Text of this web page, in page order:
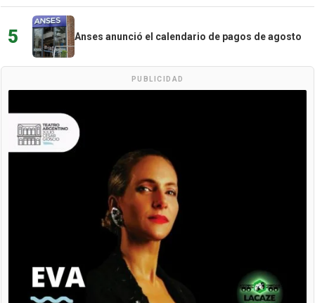
5 Anses anunció el calendario de pagos de agosto
PUBLICIDAD